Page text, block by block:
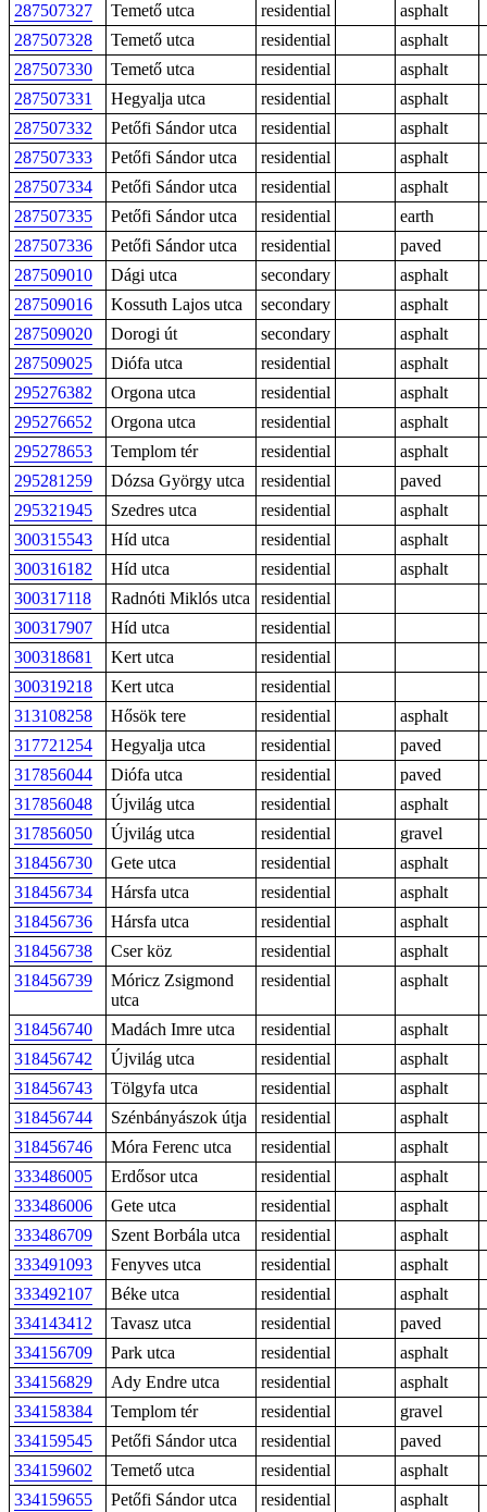
287507327
Temető utca residential
asphalt
287507328
Temető utca residential
asphalt
287507330
Temető utca residential
asphalt
287507331
Hegyalja utca residential
asphalt
287507332
Petőfi Sándor utca residential
asphalt
287507333
Petőfi Sándor utca residential
asphalt
287507334
Petőfi Sándor utca residential
asphalt
287507335
Petőfi Sándor utca residential
earth
287507336
Petőfi Sándor utca residential
paved
287509010
Dági utca secondary
asphalt
287509016
Kossuth Lajos utca secondary
asphalt
287509020
Dorogi út secondary
asphalt
287509025
Diófa utca residential
asphalt
295276382
Orgona utca residential
asphalt
295276652
Orgona utca residential
asphalt
295278653
Templom tér residential
asphalt
295281259
Dózsa György utca residential
paved
295321945
Szedres utca residential
asphalt
300315543
Híd utca residential
asphalt
300316182
Híd utca residential
asphalt
300317118
Radnóti Miklós utca
residential
300317907
Híd utca
residential
300318681
Kert utca
residential
300319218
Kert utca
residential
313108258
Hősök tere residential
asphalt
317721254
Hegyalja utca residential
paved
317856044
Diófa utca residential
paved
317856048
Újvilág utca residential
asphalt
317856050
Újvilág utca residential
gravel
318456730
Gete utca residential
asphalt
318456734
Hársfa utca residential
asphalt
318456736
Hársfa utca residential
asphalt
318456738
Cser köz residential
asphalt
318456739
Móricz Zsigmond
utca
residential asphalt
318456740 Madách Imre utca residential
asphalt
318456742
Újvilág utca residential
asphalt
318456743
Tölgyfa utca residential
asphalt
318456744
Szénbányászok útja residential
asphalt
318456746
Móra Ferenc utca residential
asphalt
333486005
Erdősor utca residential
asphalt
333486006
Gete utca residential
asphalt
333486709
Szent Borbála utca residential
asphalt
333491093
Fenyves utca residential
asphalt
333492107
Béke utca residential
asphalt
334143412
Tavasz utca residential
paved
334156709
Park utca residential
asphalt
334156829
Ady Endre utca residential
asphalt
334158384
Templom tér residential
gravel
334159545
Petőfi Sándor utca residential
paved
334159602
Temető utca residential
asphalt
334159655
Petőfi Sándor utca residential asphalt